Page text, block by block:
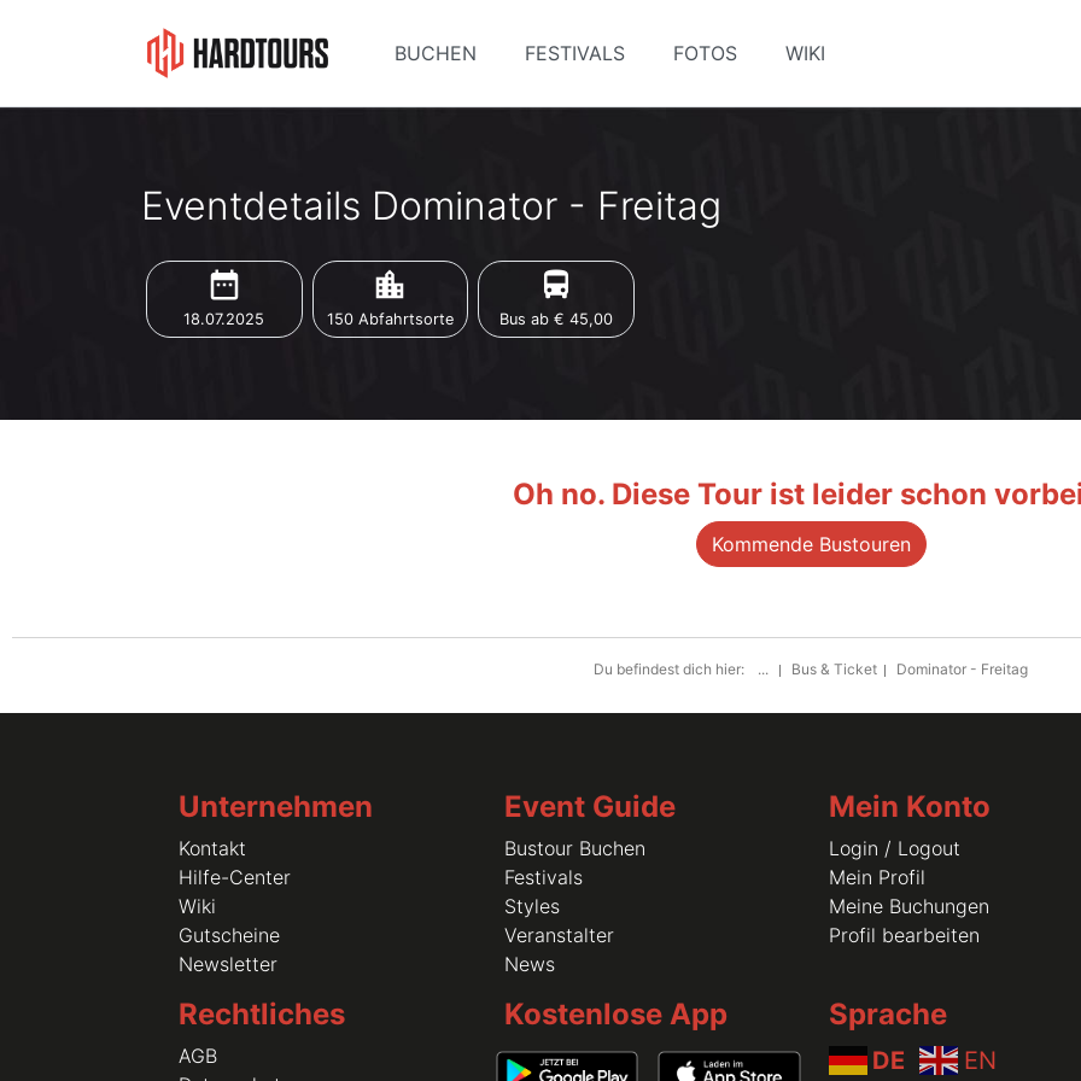
BUCHEN FESTIVALS FOTOS WIKI
Eventdetails Dominator - Freitag
date_range
18.07.2025
location_city
150 Abfahrtsorte
directions_bus
Bus ab € 45,00
Oh no. Diese Tour ist leider schon
Kommende Bustouren
Du befindest dich hier: ... Bus & Ticket Dominator - Freitag
Unternehmen
Kontakt
Hilfe-Center
Wiki
Gutscheine
Newsletter
Event Guide
Bustour Buchen
Festivals
Styles
Veranstalter
News
Mein Konto
Login / Logout
Mein Profil
Meine Buchungen
Profil bearbeiten
Rechtliches
AGB
Kostenlose App Sprache
DE EN